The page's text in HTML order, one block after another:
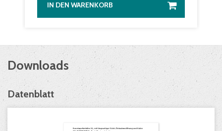
IN DEN WARENKORB
Downloads
Datenblatt